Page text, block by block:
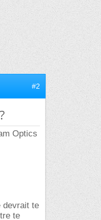
#2
Optics
devrait te
te